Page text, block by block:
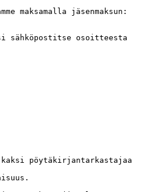
pöytäkirjantarkastajaa